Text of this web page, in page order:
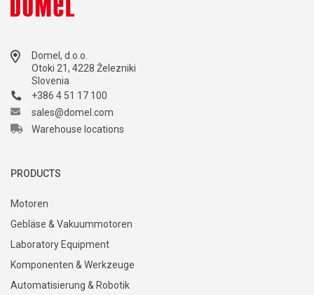
Domel, d.o.o.
Otoki 21, 4228 Železniki
Slovenia
+386 4 51 17 100
sales@domel.com
Warehouse locations
PRODUCTS
Motoren
Gebläse & Vakuummotoren
Laboratory Equipment
Komponenten & Werkzeuge
Automatisierung & Robotik